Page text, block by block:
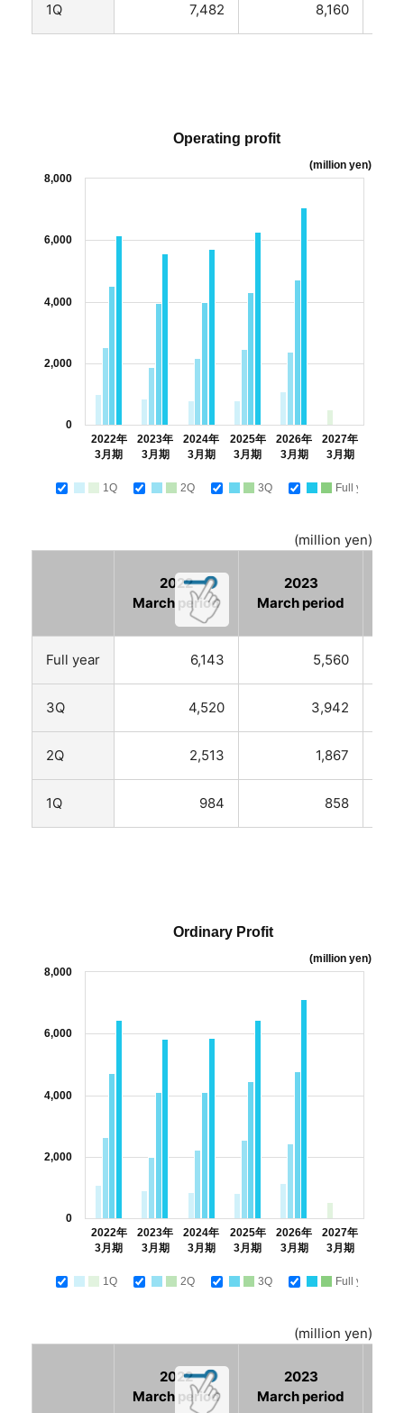
1Q 7,482 8,160
Operating profit
2022年
3月期
2023年
3月期
2024年
3月期
2025年
3月期
2026年
3月期
2027年
3月期
0
2,000
4,000
6,000
8,000
(million yen)
1Q 2Q 3Q Full year
(million yen)
2022
March period
2023
March period
Full year 6,143 5,560
3Q 4,520 3,942
2Q 2,513 1,867
1Q 984 858
Ordinary Profit
2022年
3月期
2023年
3月期
2024年
3月期
2025年
3月期
2026年
3月期
2027年
3月期
0
2,000
4,000
6,000
8,000
(million yen)
1Q 2Q 3Q Full year
(million yen)
2022
March period
2023
March period